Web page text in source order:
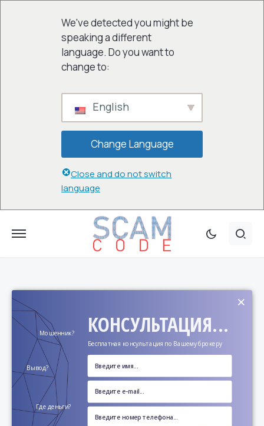
We've detected you might be
speaking a different
language. Do you want to
change to:
English
Change Language
Close and do not switch
language
КОНСУЛЬТАЦИЯ...
Бесплатная консультация по Вашему брокеру
Мошенник?
Вывод?
Где деньги?
×